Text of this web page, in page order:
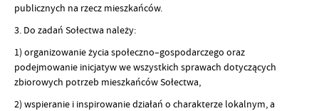
publicznych na rzecz mieszkańców.
3. Do zadań Sołectwa należy:
1) organizowanie życia społeczno–gospodarczego oraz
podejmowanie inicjatyw we wszystkich sprawach dotyczących
zbiorowych potrzeb mieszkańców Sołectwa,
2) wspieranie i inspirowanie działań o charakterze lokalnym, a